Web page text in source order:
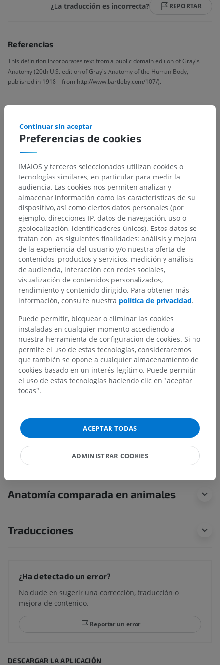
¿La traducción es incorrecta? REPORTAR
Referencias
This definition incorporates text from a public domain edition of Gray's
Anatomy (20th U.S. edition of Gray's Anatomy of the Human Body,
published in 1918 – from http://www.bartleby.com/107/).
Jerarquía anatómica
Anatomía humana 2
Sistemas musculoesqueléticos
Articulaciones
Articulaciones de los osículos auditivos>
Articulaciones de los huesecillos del oído
Estructuras subyacentes:
Articulación incudomaleolar
Articulación incudoestapedial
Anatomía humana 1
Neuroanatomía humana
Anatomía comparada en animales
Traducciones
¿Ha detectado un error?
No dude en sugerir una corrección, traducción o
mejora de contenido.
Reportar un error
DESCARGAR LA APLICACIÓN
Preferencias de cookies
Continuar sin aceptar
IMAIOS y terceros seleccionados utilizan cookies o
tecnologías similares, en particular para medir la
audiencia. Las cookies nos permiten analizar y
almacenar información como las características de su
dispositivo, así como ciertos datos personales (por
ejemplo, direcciones IP, datos de navegación, uso o
geolocalización, identificadores únicos). Estos datos se
tratan con las siguientes finalidades: análisis y mejora
de la experiencia del usuario y/o nuestra oferta de
contenidos, productos y servicios, medición y análisis
de audiencia, interacción con redes sociales,
visualización de contenidos personalizados,
rendimiento y contenido dirigido. Para obtener más
información, consulte nuestra política de privacidad.
Puede permitir, bloquear o eliminar las cookies
instaladas en cualquier momento accediendo a
nuestra herramienta de configuración de cookies. Si no
permite el uso de estas tecnologías, consideraremos
que también se opone a cualquier almacenamiento de
cookies basado en un interés legítimo. Puede permitir
el uso de estas tecnologías haciendo clic en "aceptar
todas".
ACEPTAR TODAS
ADMINISTRAR COOKIES